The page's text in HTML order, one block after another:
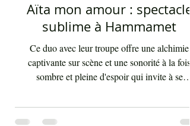
Aïta mon amour : spectacle
sublime à Hammamet
Ce duo avec leur troupe offre une alchimie
captivante sur scène et une sonorité à la fois
sombre et pleine d'espoir qui invite à se
poursuivons tout au long de notre vie. "Aïta"
‘ayta) se traduit par "cri" ou "appel". Ce terme